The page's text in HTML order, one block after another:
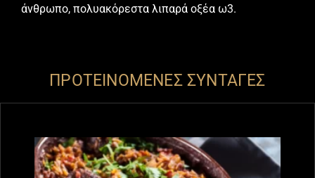
άνθρωπο, πολυακόρεστα λιπαρά οξέα ω3.
ΠΡΟΤΕΙΝΟΜΕΝΕΣ ΣΥΝΤΑΓΕΣ